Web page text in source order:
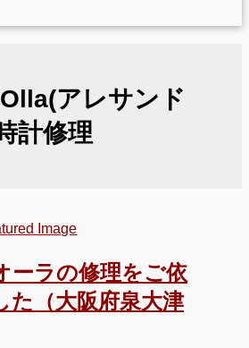
アレサンド
計修理
ーラの修理をご依
た（大阪府泉大津